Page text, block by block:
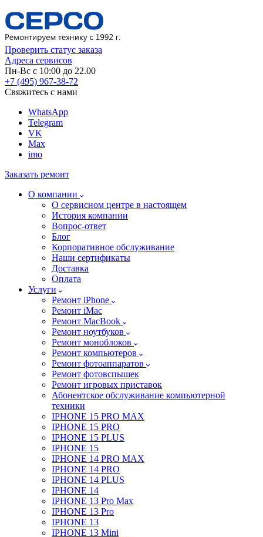
Проверить статус заказа
Адреса сервисов
Пн-Вс с 10:00 до 22.00
+7 (495) 967-38-72
Свяжитесь с нами
WhatsApp
Telegram
VK
Max
imo
Заказать ремонт
О компании
О сервисном центре в настоящем
История компании
Вопрос-ответ
Блог
Корпоративное обслуживание
Наши сертификаты
Доставка
Оплата
Услуги
Ремонт iPhone
Ремонт iMac
Ремонт MacBook
Ремонт ноутбуков
Ремонт моноблоков
Ремонт компьютеров
Ремонт фотоаппаратов
Ремонт фотовспышек
Ремонт игровых приставок
Абонентское обслуживание компьютерной
техники
IPHONE 15 PRO MAX
IPHONE 15 PRO
IPHONE 15 PLUS
IPHONE 15
IPHONE 14 PRO MAX
IPHONE 14 PRO
IPHONE 14 PLUS
IPHONE 14
IPHONE 13 Pro Max
IPHONE 13 Pro
IPHONE 13
IPHONE 13 Mini